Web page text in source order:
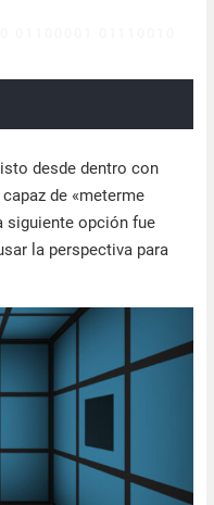
desde dentro con
de «meterme
siguiente opción fue
la perspectiva para